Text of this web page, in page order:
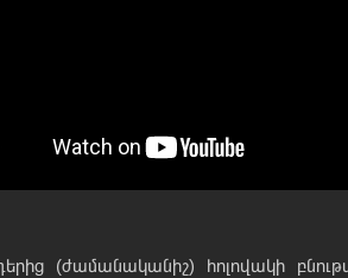
(ժամանականիշ) հոլովակի